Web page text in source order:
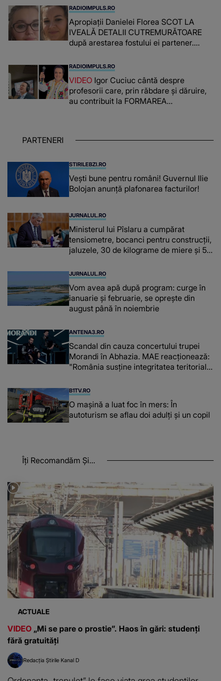
RADIOIMPULS.RO
Apropiații Danielei Florea SCOT LA
IVEALĂ DETALII CUTREMURĂTOARE
după arestarea fostului ei partener.
românca ucisă în Italia și ascunsă în
lada unui pat: " Îmi pare rău că nu am
reușit să fac mai mult pentru ea și..."
RADIOIMPULS.RO
VIDEO Igor Cuciuc cântă despre
profesorii care, prin răbdare și dăruire,
au contribuit la FORMAREA
chiar și după trecerea anilor: "De
PARTENERI
STIRILEBZI.RO
Vești bune pentru români! Guvernul Ilie
Bolojan anunță plafonarea facturilor!
JURNALUL.RO
Ministerul lui Pîslaru a cumpărat
tensiometre, bocanci pentru construcții,
jaluzele, 30 de kilograme de miere și 50
JURNALUL.RO
Vom avea apă după program: curge în
ianuarie și februarie, se oprește din
august până în noiembrie
ANTENA3.RO
Scandal din cauza concertului trupei
Morandi în Abhazia. MAE reacționează:
"România susține integritatea teritorială
B1TV.RO
O maşină a luat foc în mers: În
autoturism se aflau doi adulți și un copil
Îți Recomandăm Și...
ACTUALE
VIDEO „Mi se pare o prostie”. Haos în gări: studenți
fără gratuități
Redacția Știrile Kanal D